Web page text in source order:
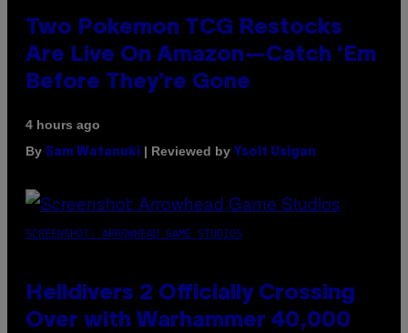
Two Pokemon TCG Restocks
Are Live On Amazon—Catch ‘Em
Before They’re Gone
4 hours ago
By Sam Watanuki | Reviewed by Ysolt Usigan
SCREENSHOT: ARROWHEAD GAME STUDIOS
Helldivers 2 Officially Crossing
Over with Warhammer 40,000